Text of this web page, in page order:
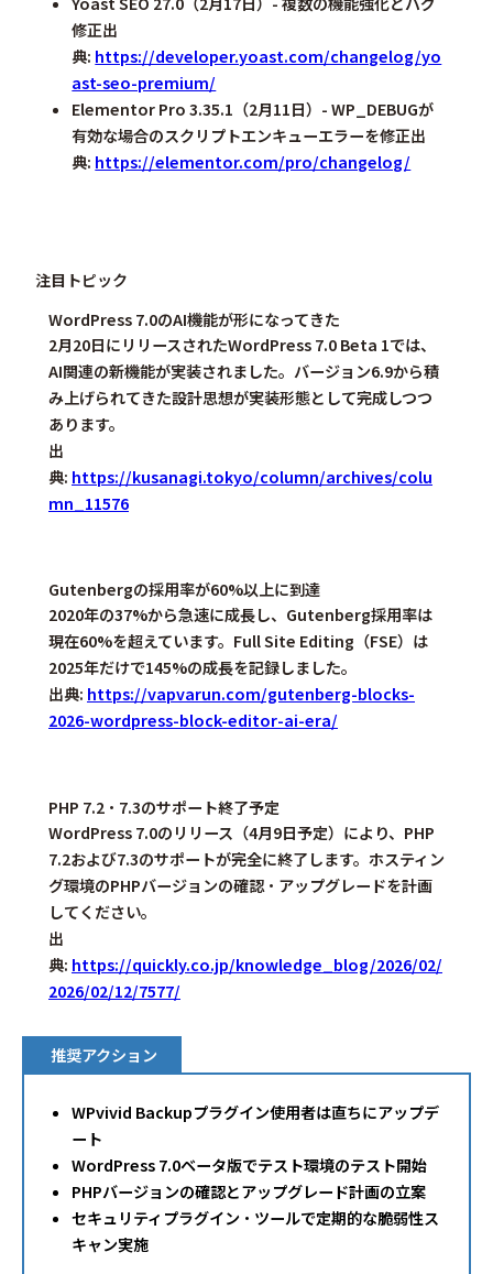
修正出
典: https://developer.yoast.com/changelog/yo
ast-seo-premium/
Elementor Pro 3.35.1 （2月11日）- WP_DEBUGが
有効な場合のスクリプトエンキューエラーを修正出
典: https://elementor.com/pro/changelog/
注目トピック
WordPress 7.0のAI機能が形になってきた
2月20日にリリースされたWordPress 7.0 Beta 1では、
AI関連の新機能が実装されました。バージョン6.9から積
み上げられてきた設計思想が実装形態として完成しつつ
あります。
出
典: https://kusanagi.tokyo/column/archives/colu
mn_11576
Gutenbergの採用率が60%以上に到達
2020年の37%から急速に成長し、Gutenberg採用率は
現在60%を超えています。Full Site Editing（FSE）は
2025年だけで145%の成長を記録しました。
出典: https://vapvarun.com/gutenberg-blocks-
2026-wordpress-block-editor-ai-era/
PHP 7.2・7.3のサポート終了予定
WordPress 7.0のリリース（4月9日予定）により、PHP
7.2および7.3のサポートが完全に終了します。ホスティン
グ環境のPHPバージョンの確認・アップグレードを計画
してください。
出
典: https://quickly.co.jp/knowledge_blog/2026/02/
2026/02/12/7577/
推奨アクション
WPvivid Backupプラグイン使用者は直ちにアップデ
ート
WordPress 7.0ベータ版でテスト環境のテスト開始
PHPバージョンの確認とアップグレード計画の立案
セキュリティプラグイン・ツールで定期的な脆弱性ス
キャン実施